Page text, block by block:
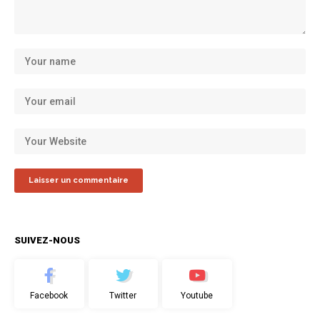
SUIVEZ-NOUS
Facebook Twitter Youtube